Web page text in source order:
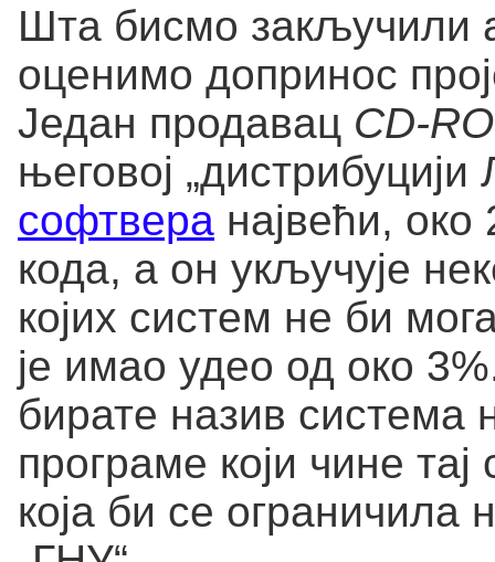
Шта бисмо закључили
оценимо допринос
Један продавац CD-
његовој
софтвера највећи, око
кода, а он укључује
којих систем не би
је имао удео од око
бирате назив система
програме који чине
која би се ограничила